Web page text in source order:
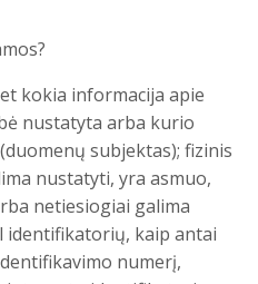
kokia informacija apie
nustatyta arba kurio
subjektas); fizinis
nustatyti, yra asmuo,
netiesiogiai galima
identifikatorių, kaip antai
numerį,